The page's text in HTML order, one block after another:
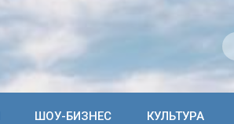
ШОУ-БИЗНЕС КУЛЬТУРА